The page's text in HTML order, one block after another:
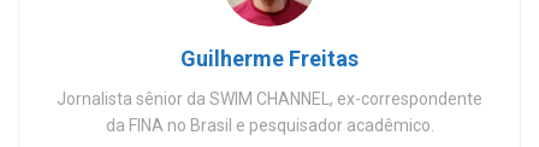
Guilherme Freitas
Jornalista sênior da SWIM CHANNEL, ex-correspondente
da FINA no Brasil e pesquisador acadêmico.